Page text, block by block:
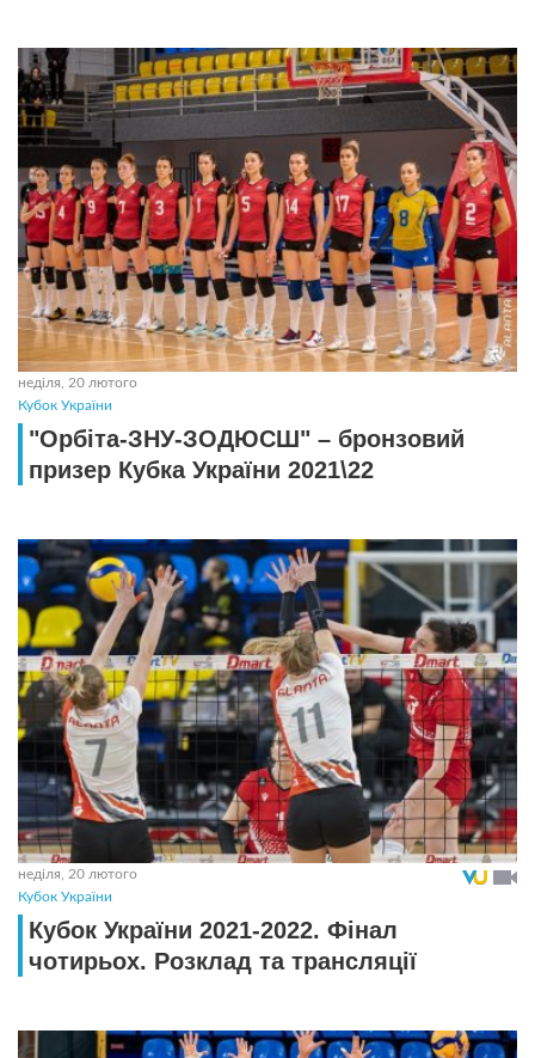
неділя, 20 лютого
Кубок України
"Орбіта-ЗНУ-ЗОДЮСШ" – бронзовий
призер Кубка України 2021\22
неділя, 20 лютого
Кубок України
Кубок України 2021-2022. Фінал
чотирьох. Розклад та трансляції